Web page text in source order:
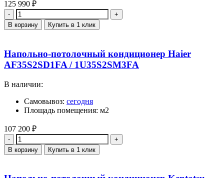
125 990 ₽
Количество
В корзину Купить в 1 клик
Напольно-потолочный кондиционер Haier
AF35S2SD1FA / 1U35S2SM3FA
В наличии:
Самовывоз: сегодня
Площадь помещения: м2
107 200 ₽
Количество
В корзину Купить в 1 клик